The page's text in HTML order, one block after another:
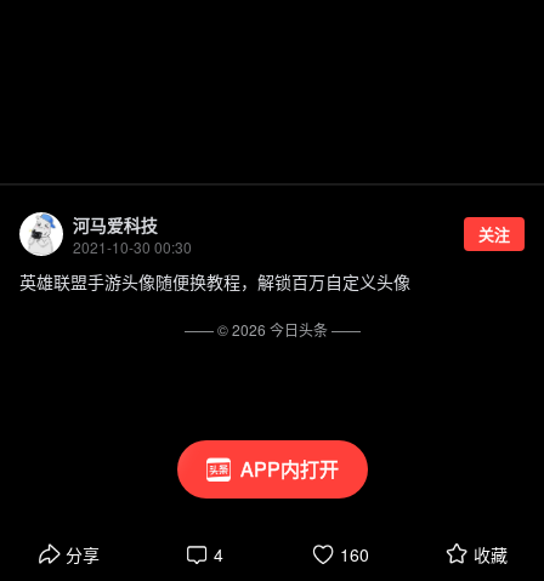
APP内打开
河马爱科技
2021-10-30 00:30
关注
英雄联盟手游头像随便换教程，解锁百万自定义头像
分享 4 160 收藏
—— ©2026 今日头条——